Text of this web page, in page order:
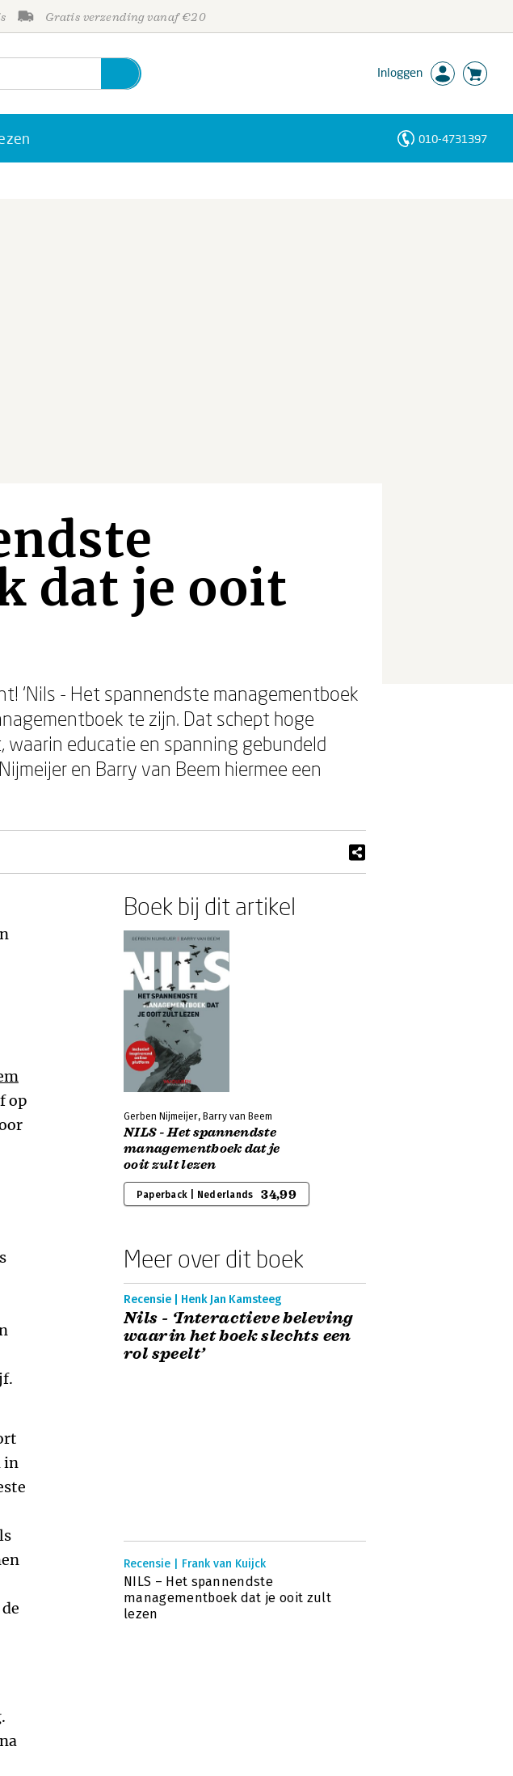
Gratis verzending vanaf €20
Inloggen
010-4731397
dat je ooit
‘Nils - Het spannendste managementboek
te zijn. Dat schept hoge
educatie en spanning gebundeld
en Barry van Beem hiermee een
op
in
Boek bij dit artikel
Gerben Nijmeijer, Barry van Beem
NILS - Het spannendste
managementboek dat je
ooit zult lezen
Paperback | Nederlands 34,99
Meer over dit boek
Recensie | Henk Jan Kamsteeg
Nils - ‘Interactieve beleving
waarin het boek slechts een
rol speelt’
Recensie | Frank van Kuijck
NILS – Het spannendste
managementboek dat je ooit zult
lezen
Personen